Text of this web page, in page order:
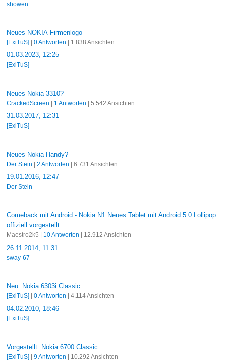
showen
Neues NOKIA-Firmenlogo
[ExiTuS] 0 Antworten | 1.838 Ansichten
01.03.2023, 12:25
[ExiTuS]
Neues Nokia 3310?
CrackedScreen 1 Antworten | 5.542 Ansichten
31.03.2017, 12:31
[ExiTuS]
Neues Nokia Handy?
Der Stein 2 Antworten | 6.731 Ansichten
19.01.2016, 12:47
Der Stein
Comeback mit Android - Nokia N1 Neues Tablet mit Android 5.0 Lollipop
offiziell vorgestellt
Maestro2k5 | 10 Antworten | 12.912 Ansichten
26.11.2014, 11:31
sway-67
Neu: Nokia 6303i Classic
[ExiTuS] 0 Antworten | 4.114 Ansichten
04.02.2010, 18:46
[ExiTuS]
Vorgestellt: Nokia 6700 Classic
[ExiTuS] 9 Antworten | 10.292 Ansichten